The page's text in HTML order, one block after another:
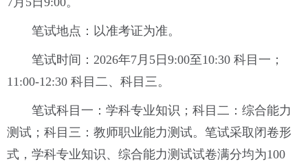
笔试地点：以准考证为准。
笔试时间：2026年7月5日9:00至10:30 科目一；
11:00-12:30 科目二、科目三。
笔试科目一：学科专业知识；科目二：综合能力
测试；科目三：教师职业能力测试。笔试采取闭卷形
式，学科专业知识、综合能力测试试卷满分均为100